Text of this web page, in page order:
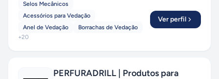
Selos Mecânicos
Acessórios para Vedação
Anel de Vedação
Borrachas de Vedação
+20
Ver perfil
PERFURADRILL | Produtos para